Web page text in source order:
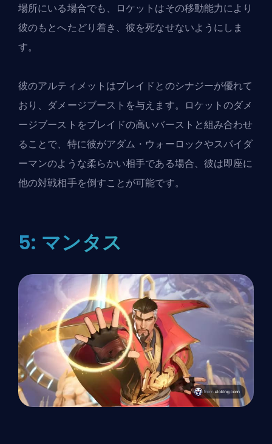
場所にいる場合でも、ロケットはその移動能力により
彼のもとへたどり着き、彼を死なせないようにしま
す。
彼のアルティメットはブレイドとのシナジーが優れて
おり、ダメージブーストを与えます。ロケットのダメ
ージブーストをブレイドの高いバーストと組み合わせ
ることで、特に彼がアダム・ウォーロックやスパイダ
ーマンのような柔らかい相手である場合、彼は即座に
他の対戦相手を倒すことが可能です。
5: マンタス